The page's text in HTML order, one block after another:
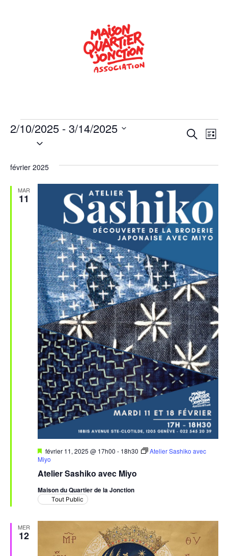
de
vues
Recherche
Liste
2/10/2025 - 3/14/2025
Sélectionnez
février 2025
MAR
11
Atelier Sashiko avec Miyo
Mis
en
février 11, 2025 @ 17h00 - 18h30
Atelier Sashiko avec
Miyo
Maison du Quartier de la Jonction
Tout Public
MER
12